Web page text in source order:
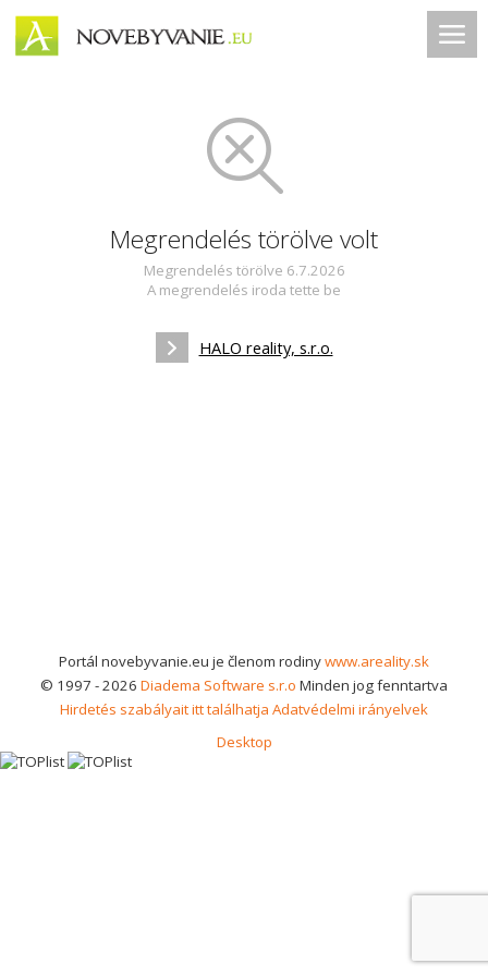
Megrendelés törölve volt
Megrendelés törölve 6.7.2026
A megrendelés iroda tette be
HALO reality, s.r.o.
Portál novebyvanie.eu je členom rodinywww.areality.sk
© 1997 - 2026 Diadema Software s.r.o Minden jog fenntartva
Hirdetés szabályait itt találhatja Adatvédelmi irányelvek
Desktop